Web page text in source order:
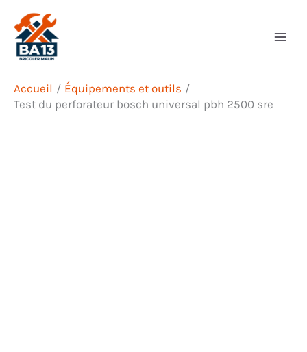
contenu
Accueil
Équipements et outils
Test du perforateur bosch universal pbh 2500 sre
Rechercher